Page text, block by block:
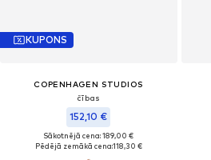
KUPONS
COPENHAGEN STUDIOS
čības
152,10 €
Sākotnējā cena: 189,00 €
Pēdējā zemākā cena:118,30 €